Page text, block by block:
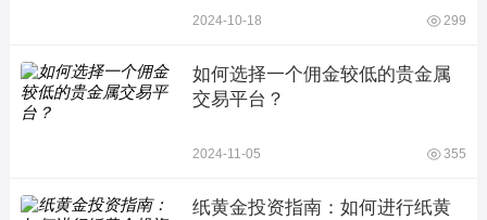
2024-10-18 299
如何选择一个佣金较低的贵金属
交易平台？
2024-11-05 355
纸黄金投资指南：如何进行纸黄